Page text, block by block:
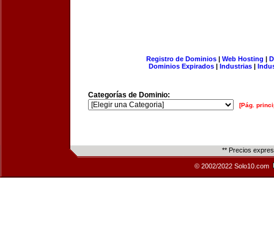
Registro de Dominios| Web Hosting |
Dominios Expirados | Industrias |
Categorías de Dominio:
[Pág.
** Precios
© 2002/2022 Solo10.com